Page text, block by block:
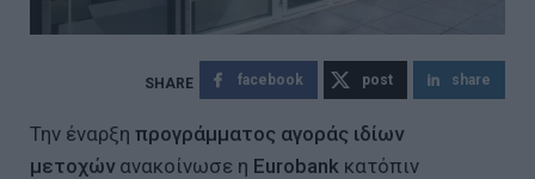
facebook post share
Την έναρξη προγράμματος αγοράς ιδίων
μετοχώνανακοίνωσε η Eurobank κατόπιν